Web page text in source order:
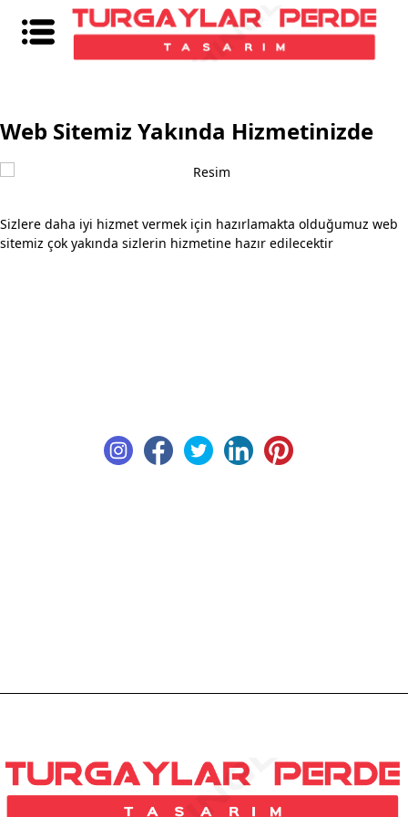
Web Sitemiz Yakında Hizmetinizde
Sizlere daha iyi hizmet vermek için hazırlamakta olduğumuz web
sitemiz çok yakında sizlerin hizmetine hazır edilecektir